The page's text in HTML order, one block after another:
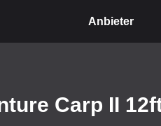
Anbieter
Carp II